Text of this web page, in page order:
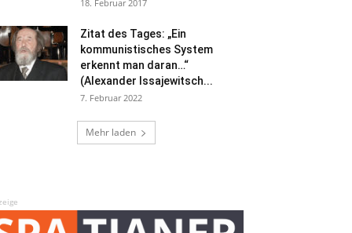
18. Februar 2017
Zitat des Tages: „Ein
kommunistisches System
erkennt man daran…“
(Alexander Issajewitsch...
7. Februar 2022
Mehr laden